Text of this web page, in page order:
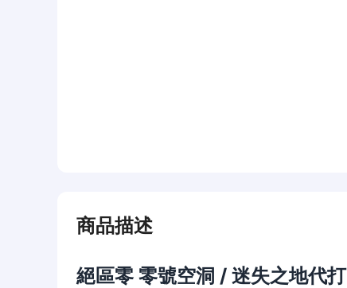
商品描述
絕區零 零號空洞 / 迷失之地代打